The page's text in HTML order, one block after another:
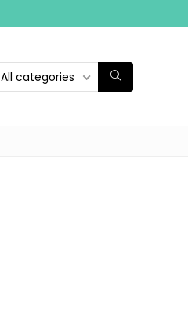
All categories